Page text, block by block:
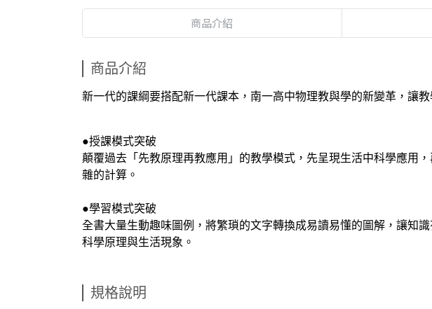
商品介紹
商品介紹
新一代的課綱要搭配新一代課本，南一高中物理教與學的新變革，讓
●授課模式突破
顛覆過去「先教原理再教應用」的教學模式，先呈現生活中科學應用
雜的計算。
●學習模式突破
全書大量生動趣味圖例，將繁瑣的文字轉換成易讀易懂的圖解，讓知
科學原理與生活現象。
規格說明